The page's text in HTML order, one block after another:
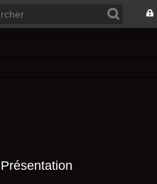
Présentation